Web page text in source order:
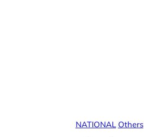
NATIONAL Others